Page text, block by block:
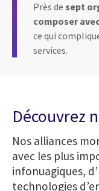
Près de sept
composer
ce qui
services.
Découvrez
Nos alliances
avec les plus
infonuagiques,
technologies